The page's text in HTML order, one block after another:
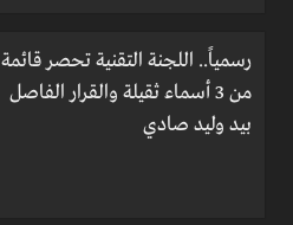
رسمياً.. اللجنة التقنية تحصر قائمة
من 3 أسماء ثقيلة والقرار الفاصل
بيد وليد صادي